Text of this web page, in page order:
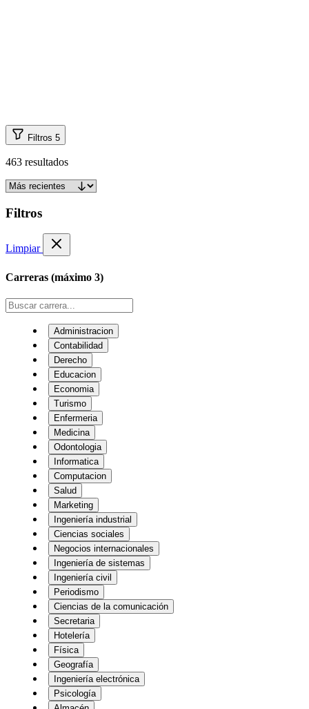
Filtros 5
463 resultados
Filtros
Limpiar
Carreras (máximo 3)
Administracion
Contabilidad
Derecho
Educacion
Economia
Turismo
Enfermeria
Medicina
Odontologia
Informatica
Computacion
Salud
Marketing
Ingeniería industrial
Ciencias sociales
Negocios internacionales
Ingeniería de sistemas
Ingeniería civil
Periodismo
Ciencias de la comunicación
Secretaria
Hotelería
Física
Geografía
Ingeniería electrónica
Psicología